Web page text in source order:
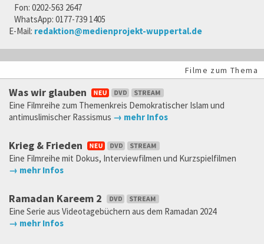
Fon: 0202-563 2647
WhatsApp: 0177-739 1405
E-Mail: redaktion@medienprojekt-wuppertal.de
Filme zum Thema
Was wir glauben
Eine Filmreihe zum Themenkreis Demokratischer Islam und
antimuslimischer Rassismus → mehr Infos
Krieg & Frieden
Eine Filmreihe mit Dokus, Interviewfilmen und Kurzspielfilmen
→ mehr Infos
Ramadan Kareem 2
Eine Serie aus Videotagebüchern aus dem Ramadan 2024
→ mehr Infos